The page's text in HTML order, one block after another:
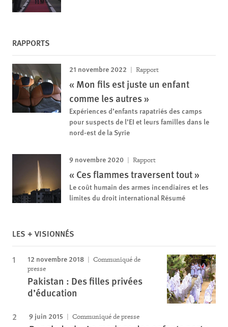
RAPPORTS
21 novembre 2022 Rapport
« Mon fils est juste un enfant
comme les autres »
Expériences d’enfants rapatriés des camps
pour suspects de l’EI et leurs familles dans le
nord-est de la Syrie
9 novembre 2020 Rapport
« Ces flammes traversent tout »
Le coût humain des armes incendiaires et les
limites du droit international Résumé
LES + VISIONNÉS
12 novembre 2018
Communiqué de
presse
Pakistan : Des filles privées
d’éducation
9 juin 2015 Communiqué de presse